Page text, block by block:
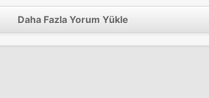
Daha Fazla Yorum Yükle